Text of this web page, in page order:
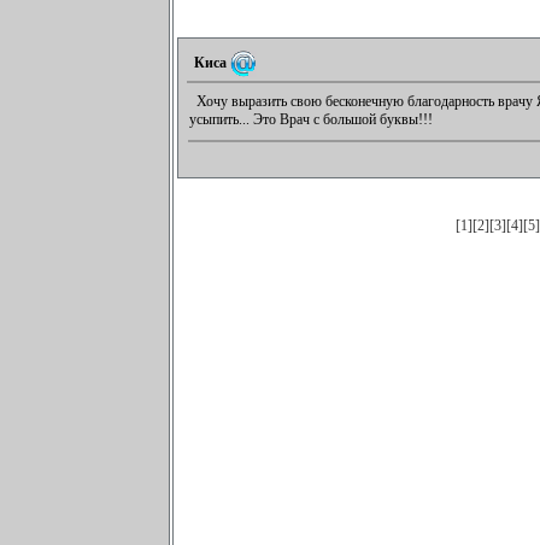
Киса
Хочу выразить свою бесконечную благодарность
усыпить... Это Врач с большой буквы!!!
[1][2][3][4][5]